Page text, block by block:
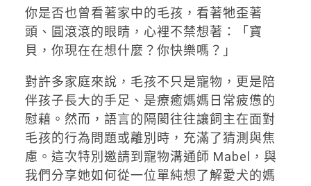
你是否也曾看著家中的毛孩，看著牠歪著
頭、圓滾滾的眼睛，心裡不禁想著：「寶
貝，你現在在想什麼？你快樂嗎？」
對許多家庭來說，毛孩不只是寵物，更是陪
伴孩子長大的手足、是療癒媽媽日常疲憊的
慰藉。然而，語言的隔閡往往讓飼主在面對
毛孩的行為問題或離別時，充滿了猜測與焦
慮。這次特別邀請到寵物溝通師 Mabel，與
我們分享她如何從一位單純想了解愛犬的媽